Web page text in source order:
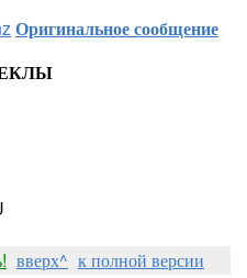
Оригинальное сообщение
вверх^ к полной версии